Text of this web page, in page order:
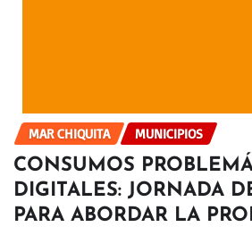
MAR CHIQUITA MUNICIPIOS
CONSUMOS
DIGITALES: JORNADA
PARA ABORDAR LA